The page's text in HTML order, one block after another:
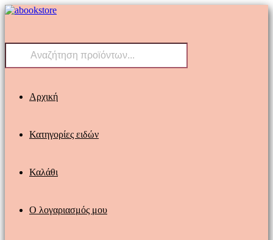
Skip
Products
Αρχική
Κατηγορίες ειδών
Καλάθι
Ο λογαριασμός μου